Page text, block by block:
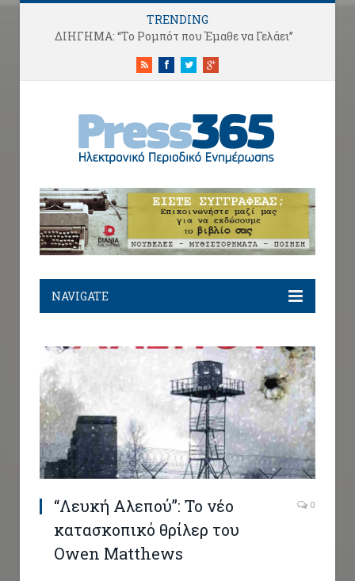
TRENDING
RSS FacebookTwitterGoogle+
NAVIGATE
“Λευκή Αλεπού”: Το νέο
κατασκοπικό θρίλερ του
Owen Matthews
0